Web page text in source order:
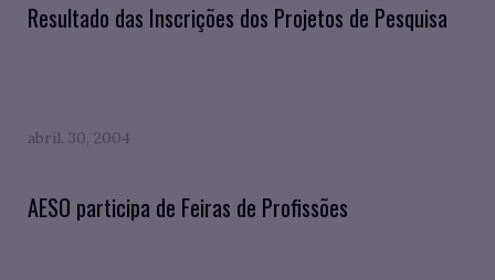
Resultado das Inscrições dos Projetos de Pesquisa
abril. 30, 2004
AESO participa de Feiras de Profissões